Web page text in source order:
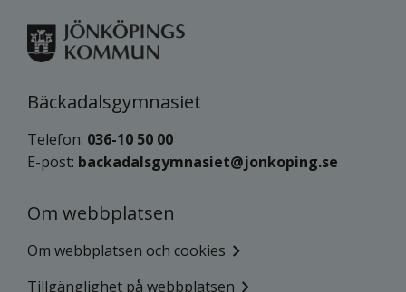
Bäckadalsgymnasiet
Telefon: 036-10 50 00
E-post: backadalsgymnasiet@jonkoping.se
Om webbplatsen
Om webbplatsen och cookies
Tillgänglighet på webbplatsen